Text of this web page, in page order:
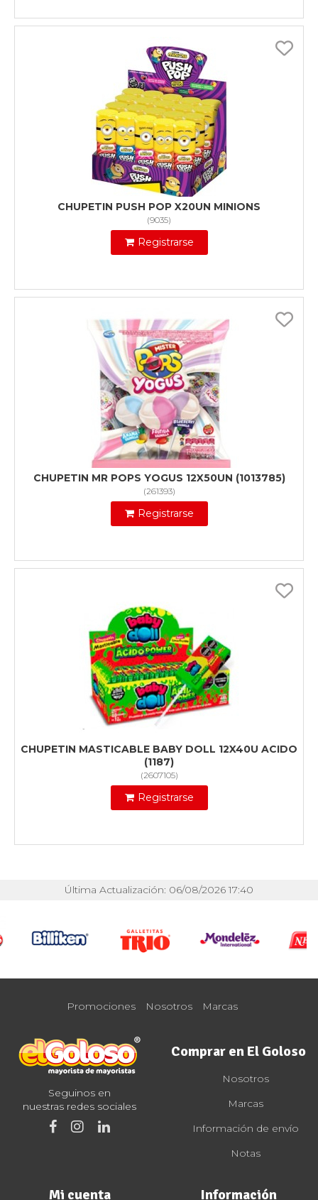
CHUPETIN PUSH POP X20UN MINIONS
(9035)
Registrarse
CHUPETIN MR POPS YOGUS 12X50UN (1013785)
(261393)
Registrarse
CHUPETIN MASTICABLE BABY DOLL 12X40U ACIDO
(1187)
(2607105)
Registrarse
Última Actualización: 06/08/2026 17:40
Promociones Nosotros Marcas
Seguinos en
nuestras redes sociales
Comprar en El Goloso
Nosotros
Marcas
Información de envío
Notas
Mi cuenta Información